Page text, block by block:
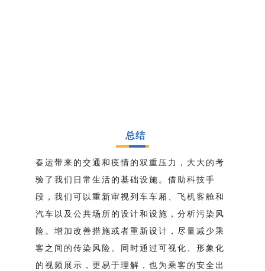
总结
春运带来的交通和疫情的双重压力，大大的考
验了我们日常生活的基础设施。借助科技手
段，我们可以重新审视列车车厢、飞机客舱和
汽车以及公共场所的设计和设施，分析污染风
险。增加改善措施或者重新设计，尽量减少乘
客之间的传染风险。同时通过可视化、形象化
的视频展示，更易于理解，也为乘客的安全出